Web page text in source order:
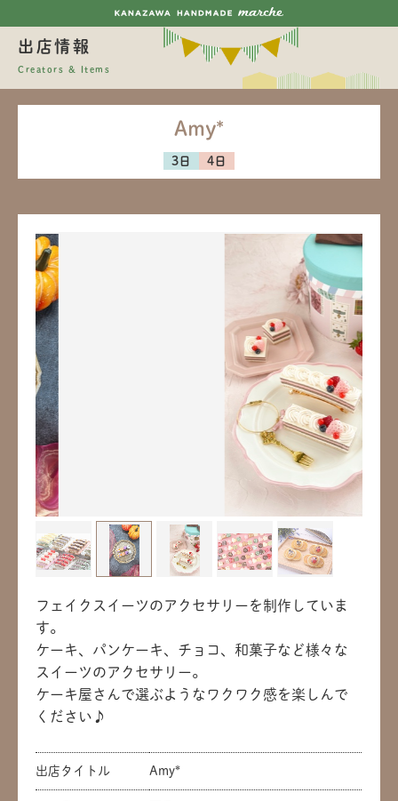
出店情報
Creators & Items
Amy*
フェイクスイーツのアクセサリーを制作していま
す。
ケーキ、パンケーキ、チョコ、和菓子など様々な
スイーツのアクセサリー。
ケーキ屋さんで選ぶようなワクワク感を楽しんで
ください♪
出店タイトル Amy*